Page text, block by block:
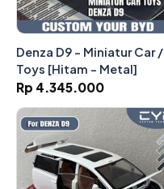
Denza D9 - Miniatur Car /
Toys [Hitam - Metal]
Rp 4.345.000